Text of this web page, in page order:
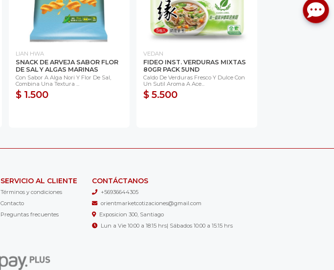
LIAN HWA
SNACK DE ARVEJA SABOR FLOR
DE SAL Y ALGAS MARINAS
Con Sabor A Alga Nori Y Flor De Sal,
Combina Una Textura ...
$ 1.500
VEDAN
FIDEO INST. VERDURAS MIXTAS
80GR PACK 5UND
Caldo De Verduras Fresco Y Dulce Con
Un Sutil Aroma A Ace...
$ 5.500
SERVICIO AL CLIENTE
Términos y condiciones
Contacto
Preguntas frecuentes
CONTÁCTANOS
+56936644305
orientmarketcotizaciones@gmail.com
Exposicion 300, Santiago
Lun a Vie 10:00 a 18:15 hrs| Sábados 10:00 a 15:15 hrs